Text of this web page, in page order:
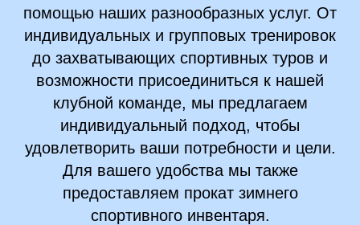
помощью наших разнообразных услуг. От
индивидуальных и групповых тренировок
до захватывающих спортивных туров и
возможности присоединиться к нашей
клубной команде, мы предлагаем
индивидуальный подход, чтобы
удовлетворить ваши потребности и цели.
Для вашего удобства мы также
предоставляем прокат зимнего
спортивного инвентаря.